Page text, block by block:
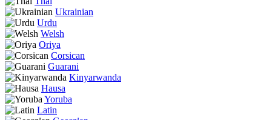
Ukrainian
Urdu
Welsh
Oriya
Corsican
Guarani
Kinyarwanda
Hausa
Yoruba
Latin